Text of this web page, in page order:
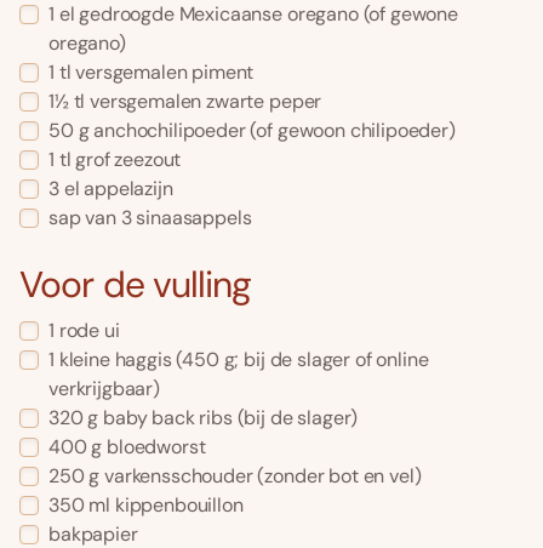
1 el gedroogde Mexicaanse oregano (of gewone
oregano)
1 tl versgemalen piment
1½ tl versgemalen zwarte peper
50 g anchochilipoeder (of gewoon chilipoeder)
1 tl grof zeezout
3 el appelazijn
sap van 3 sinaasappels
Voor de vulling
1 rode ui
1 kleine haggis (450 g; bij de slager of online
verkrijgbaar)
320 g baby back ribs (bij de slager)
400 g bloedworst
250 g varkensschouder (zonder bot en vel)
350 ml kippenbouillon
bakpapier